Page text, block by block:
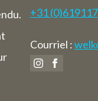
+31
Courriel :
: